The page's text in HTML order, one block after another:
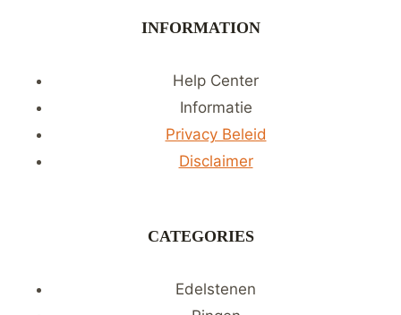
INFORMATION
Help Center
Informatie
Privacy Beleid
Disclaimer
CATEGORIES
Edelstenen